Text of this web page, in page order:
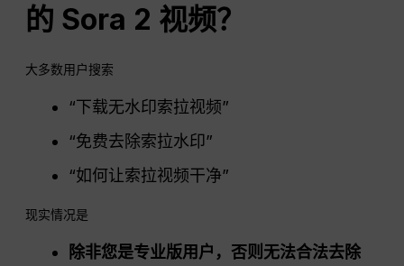
的 Sora 2 视频？
大多数用户搜索
“下载无水印索拉视频”
“免费去除索拉水印”
“如何让索拉视频干净”
现实情况是
除非您是专业版用户，否则无法合法去除